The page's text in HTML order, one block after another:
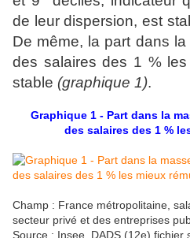
de leur dispersion, est
De même, la part dans
des salaires des 1 %
stable (graphique 1).
Graphique 1 - Part dans la
des salaires des 1 %
Champ : France métropolitaine,
secteur privé et des entreprises
Source : Insee, DADS (12e) fichier